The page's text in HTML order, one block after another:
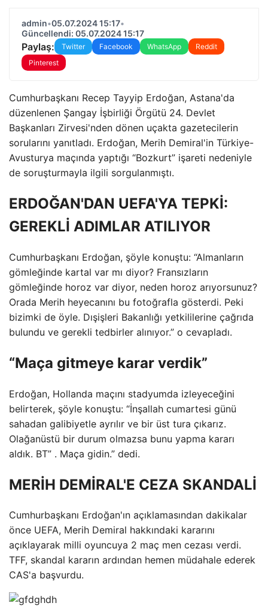
admin•05.07.2024 15:17•
Güncellendi: 05.07.2024 15:17
Paylaş: Twitter Facebook WhatsApp
Reddit
Pinterest
Cumhurbaşkanı Recep Tayyip Erdoğan, Astana'da
düzenlenen Şangay İşbirliği Örgütü 24. Devlet
Başkanları Zirvesi'nden dönen uçakta gazetecilerin
sorularını yanıtladı. Erdoğan, Merih Demiral'in Türkiye-
Avusturya maçında yaptığı “Bozkurt” işareti nedeniyle
de soruşturmayla ilgili sorgulanmıştı.
ERDOĞAN'DAN UEFA'YA TEPKİ:
GEREKLİ ADIMLAR ATILIYOR
Cumhurbaşkanı Erdoğan, şöyle konuştu: “Almanların
gömleğinde kartal var mı diyor? Fransızların
gömleğinde horoz var diyor, neden horoz arıyorsunuz?
Orada Merih heyecanını bu fotoğrafla gösterdi. Peki
bizimki de öyle. Dışişleri Bakanlığı yetkililerine çağrıda
bulundu ve gerekli tedbirler alınıyor.” o cevapladı.
“Maça gitmeye karar verdik”
Erdoğan, Hollanda maçını stadyumda izleyeceğini
belirterek, şöyle konuştu: “İnşallah cumartesi günü
sahadan galibiyetle ayrılır ve bir üst tura çıkarız.
Olağanüstü bir durum olmazsa bunu yapma kararı
aldık. BT” . Maça gidin.” dedi.
MERİH DEMİRAL'E CEZA SKANDALİ
Cumhurbaşkanı Erdoğan'ın açıklamasından dakikalar
önce UEFA, Merih Demiral hakkındaki kararını
açıklayarak milli oyuncuya 2 maç men cezası verdi.
TFF, skandal kararın ardından hemen müdahale ederek
CAS'a başvurdu.